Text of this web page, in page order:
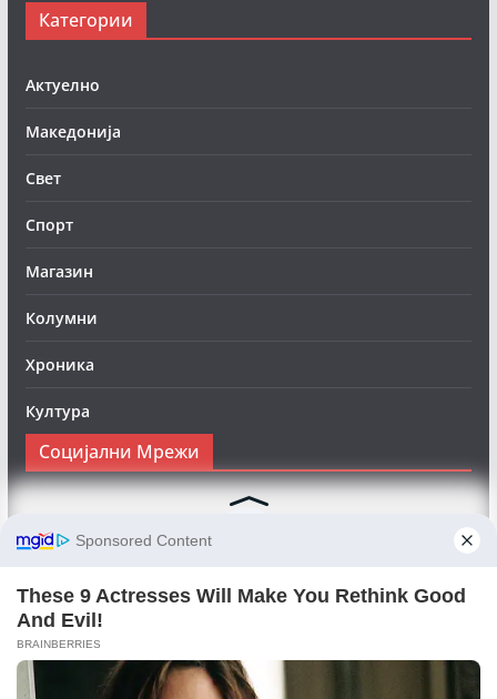
Категории
Актуелно
Македонија
Свет
Спорт
Магазин
Колумни
Хроника
Култура
Социјални Мрежи
Следете нè на Фејсбук за да сте во тек со најновите